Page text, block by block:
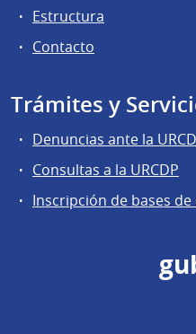
Estructura
Contacto
Trámites y
Denuncias ante la
Consultas a la URCDP
Inscripción de bases